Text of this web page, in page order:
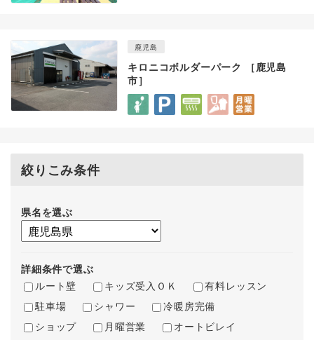
鹿児島
キロニコボルダーパーク ［鹿児島
市］
絞りこみ条件
県名を選ぶ
詳細条件で選ぶ
ルート壁
キッズ受入ＯＫ
有料レッスン
駐車場
シャワー
冷暖房完備
ショップ
月曜営業 オートビレイ